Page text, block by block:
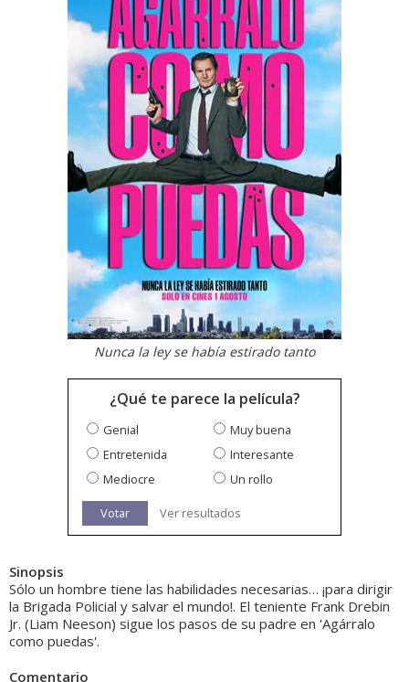
Nunca la ley se había estirado tanto
¿Qué te parece la película?
Genial
Muy buena
Entretenida
Interesante
Mediocre
Un rollo
Votar Ver resultados
Sinopsis
Sólo un hombre tiene las habilidades necesarias… ¡para dirigir
la Brigada Policial y salvar el mundo!. El teniente Frank Drebin
Jr. (Liam Neeson) sigue los pasos de su padre en 'Agárralo
como puedas'.
Comentario